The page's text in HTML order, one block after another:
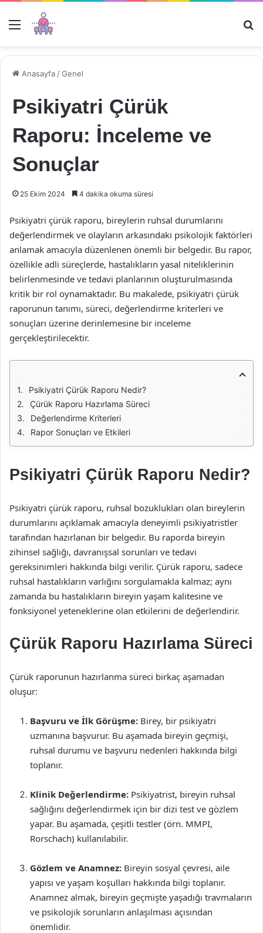
Menü
Anasayfa /Genel
Psikiyatri Çürük
Raporu: İnceleme ve
Sonuçlar
25 Ekim 2024 4 dakika okuma süresi
Psikiyatri çürük raporu, bireylerin ruhsal durumlarını
değerlendirmek ve olayların arkasındaki psikolojik faktörleri
anlamak amacıyla düzenlenen önemli bir belgedir. Bu rapor,
özellikle adli süreçlerde, hastalıkların yasal niteliklerinin
belirlenmesinde ve tedavi planlarının oluşturulmasında
kritik bir rol oynamaktadır. Bu makalede, psikiyatri çürük
raporunun tanımı, süreci, değerlendirme kriterleri ve
sonuçları üzerine derinlemesine bir inceleme
gerçekleştirilecektir.
Psikiyatri Çürük Raporu Nedir?
Çürük Raporu Hazırlama Süreci
Değerlendirme Kriterleri
Rapor Sonuçları ve Etkileri
Psikiyatri Çürük Raporu Nedir?
Psikiyatri çürük raporu, ruhsal bozuklukları olan bireylerin
durumlarını açıklamak amacıyla deneyimli psikiyatristler
tarafından hazırlanan bir belgedir. Bu raporda bireyin
zihinsel sağlığı, davranışsal sorunları ve tedavi
gereksinimleri hakkında bilgi verilir. Çürük raporu, sadece
ruhsal hastalıkların varlığını sorgulamakla kalmaz; aynı
zamanda bu hastalıkların bireyin yaşam kalitesine ve
fonksiyonel yeteneklerine olan etkilerini de değerlendirir.
Çürük Raporu Hazırlama Süreci
Çürük raporunun hazırlanma süreci birkaç aşamadan
oluşur:
Başvuru ve İlk Görüşme: Birey, bir psikiyatri
uzmanına başvurur. Bu aşamada bireyin geçmişi,
ruhsal durumu ve başvuru nedenleri hakkında bilgi
toplanır.
Klinik Değerlendirme: Psikiyatrist, bireyin ruhsal
sağlığını değerlendirmek için bir dizi test ve gözlem
yapar. Bu aşamada, çeşitli testler (örn. MMPI,
Rorschach) kullanılabilir.
Gözlem ve Anamnez: Bireyin sosyal çevresi, aile
yapısı ve yaşam koşulları hakkında bilgi toplanır.
Anamnez almak, bireyin geçmişte yaşadığı travmaların
ve psikolojik sorunların anlaşılması açısından
önemlidir.